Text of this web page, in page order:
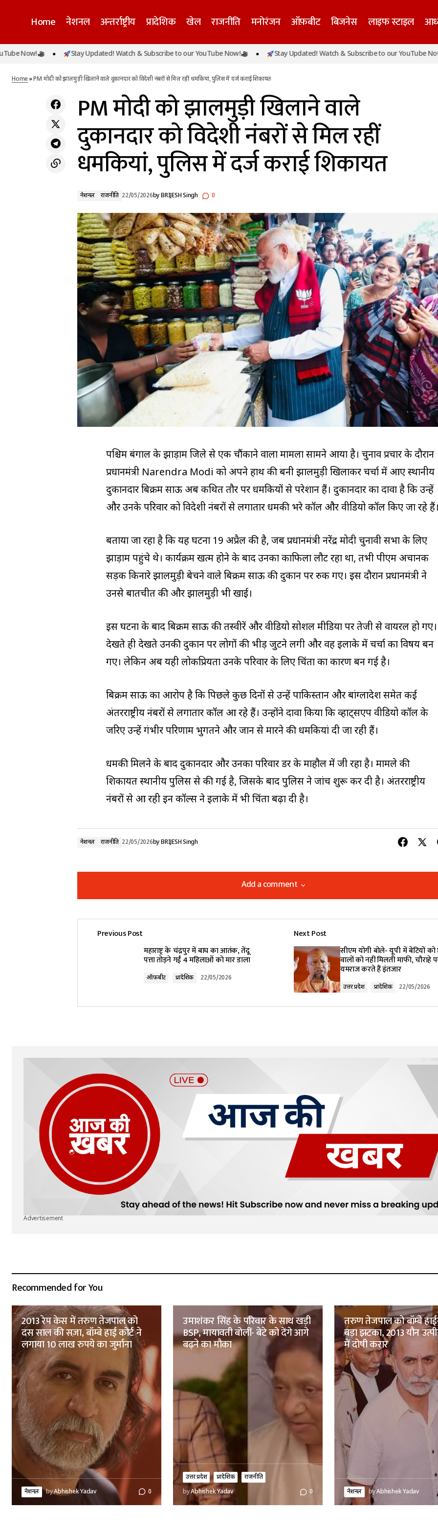
Home नेशनल अन्तर्राष्ट्रीय प्रादेशिक खेल राजनीति मनोरंजन ऑफ़बीट बिजनेस लाइफ स्टाइल
महाराष्ट्र के चंद्रपुर में बाघ का आतंक, तेंदू पत्ता तोड़ने गईं
नेशनल
PM मोदी को झालमुड़ी खिलाने वाले दुकानदार को विदेशी नंबरों से मिल
Stay Updated! Watch & Subscribe to our YouTube Now! Stay Updated! Watch & Subscribe to our YouTube Now!
Home»PM मोदी को झालमुड़ी खिलाने वाले दुकानदार को विदेशी नंबरों से मिल रहीं धमकियां, पुलिस में दर्ज कराई शिकायत
PM मोदी को झालमुड़ी खिलाने वाले
दुकानदार को विदेशी नंबरों से मिल रहीं
धमकियां, पुलिस में दर्ज कराई शिकायत
नेशनल राजनीति 22/05/2026byBRIJESH Singh 0
पश्चिम बंगाल के झाड़ग्राम जिले से एक चौंकाने वाला मामला सामने आया है। चुनाव प्रचार के दौरान
प्रधानमंत्री Narendra Modi को अपने हाथ की बनी झालमुड़ी खिलाकर चर्चा में आए स्थानीय
दुकानदार बिक्रम साऊ अब कथित तौर पर धमकियों से परेशान हैं। दुकानदार का दावा है कि उन्हें
और उनके परिवार को विदेशी नंबरों से लगातार धमकी भरे कॉल और वीडियो कॉल किए जा रहे
बताया जा रहा है कि यह घटना 19 अप्रैल की है, जब प्रधानमंत्री नरेंद्र मोदी चुनावी सभा के लिए
झाड़ग्राम पहुंचे थे। कार्यक्रम खत्म होने के बाद उनका काफिला लौट रहा था, तभी पीएम अचानक
सड़क किनारे झालमुड़ी बेचने वाले बिक्रम साऊ की दुकान पर रुक गए। इस दौरान प्रधानमंत्री ने
उनसे बातचीत की और झालमुड़ी भी खाई।
इस घटना के बाद बिक्रम साऊ की तस्वीरें और वीडियो सोशल मीडिया पर तेजी से वायरल हो गए।
देखते ही देखते उनकी दुकान पर लोगों की भीड़ जुटने लगी और वह इलाके में चर्चा का विषय बन
गए। लेकिन अब यही लोकप्रियता उनके परिवार के लिए चिंता का कारण बन गई है।
बिक्रम साऊ का आरोप है कि पिछले कुछ दिनों से उन्हें पाकिस्तान और बांग्लादेश समेत कई
अंतरराष्ट्रीय नंबरों से लगातार कॉल आ रहे हैं। उन्होंने दावा किया कि व्हाट्सएप वीडियो कॉल के
जरिए उन्हें गंभीर परिणाम भुगतने और जान से मारने की धमकियां दी जा रही हैं।
धमकी मिलने के बाद दुकानदार और उनका परिवार डर के माहौल में जी रहा है। मामले की
शिकायत स्थानीय पुलिस से की गई है, जिसके बाद पुलिस ने जांच शुरू कर दी है। अंतरराष्ट्रीय
नंबरों से आ रही इन कॉल्स ने इलाके में भी चिंता बढ़ा दी है।
नेशनल राजनीति 22/05/2026byBRIJESH Singh
Add a comment
Add a comment
Your email address will not be published. Required fields are marked
Previous Post
महाराष्ट्र के चंद्रपुर में बाघ का आतंक, तेंदू
पत्ता तोड़ने गईं 4 महिलाओं को मार डाला
ऑफ़बीट प्रादेशिक 22/05/2026
Next Post
सीएम योगी बोले- यूपी में बेटियों
वालों को नहीं मिलती माफी, चौराहे
यमराज करते हैं इंतजार
उत्तर प्रदेश प्रादेशिक 22/05/2026
Advertisement
Recommended for You
2013 रेप केस में तरुण तेजपाल को
दस साल की सज़ा, बॉम्बे हाई कोर्ट ने
लगाया 10 लाख रुपये का जुर्माना
नेशनल byAbhishek Yadav 0
उमाशंकर सिंह के परिवार के साथ खड़ी
BSP, मायावती बोलीं- बेटे को देंगे आगे
बढ़ने का मौका
उत्तर प्रदेश प्रादेशिक
राजनीति
byAbhishek Yadav 0
तरुण तेजपाल को बॉम्बे
बड़ा झटका, 2013 यौन
में दोषी करार
नेशनल byAbhishek Yadav